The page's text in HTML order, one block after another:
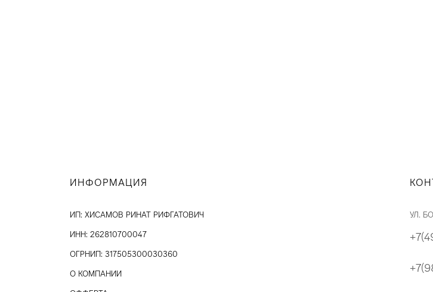
ИНФОРМАЦИЯ
ИП: ХИСАМОВ РИНАТ РИФГАТОВИЧ
ИНН: 262810700047
ОГРНИП: 317505300030360
О КОМПАНИИ
УЛ.